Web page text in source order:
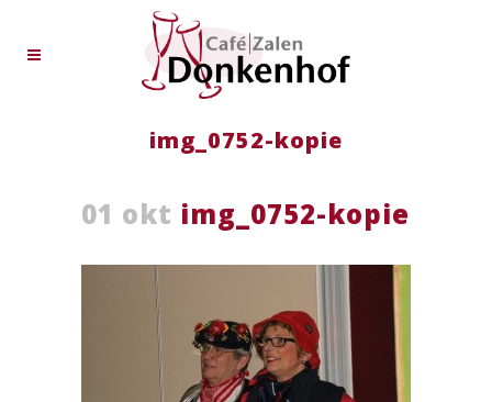
img_0752-kopie
01 okt img_0752-kopie